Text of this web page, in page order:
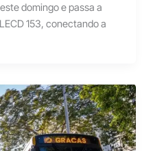
domingo e passa a
153, conectando a